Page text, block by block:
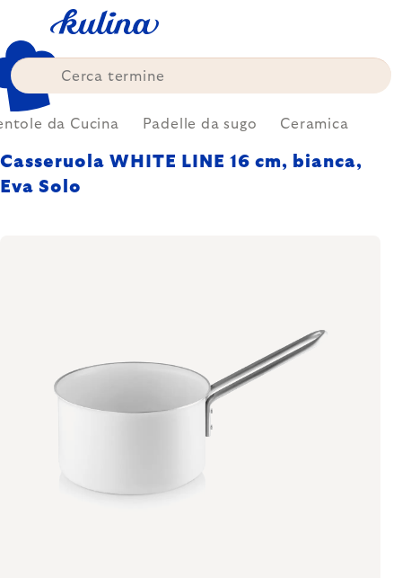
content
da Cucina Padelle da sugo Ceramica
Casseruola WHITE LINE 16 cm, bianca,
Eva Solo